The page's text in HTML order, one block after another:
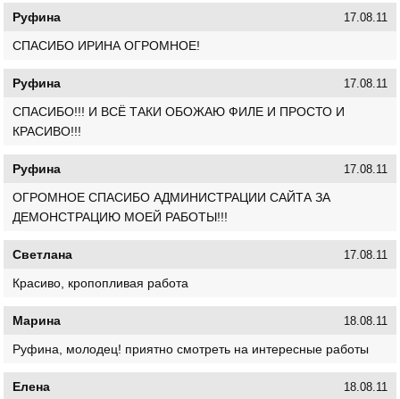
Руфина 17.08.11
СПАСИБО ИРИНА ОГРОМНОЕ!
Руфина 17.08.11
СПАСИБО!!! И ВСЁ ТАКИ ОБОЖАЮ ФИЛЕ И ПРОСТО И
КРАСИВО!!!
Руфина 17.08.11
ОГРОМНОЕ СПАСИБО АДМИНИСТРАЦИИ САЙТА ЗА
ДЕМОНСТРАЦИЮ МОЕЙ РАБОТЫ!!!
Светлана 17.08.11
Красиво, кропопливая работа
Марина 18.08.11
Руфина, молодец! приятно смотреть на интересные работы
Елена 18.08.11